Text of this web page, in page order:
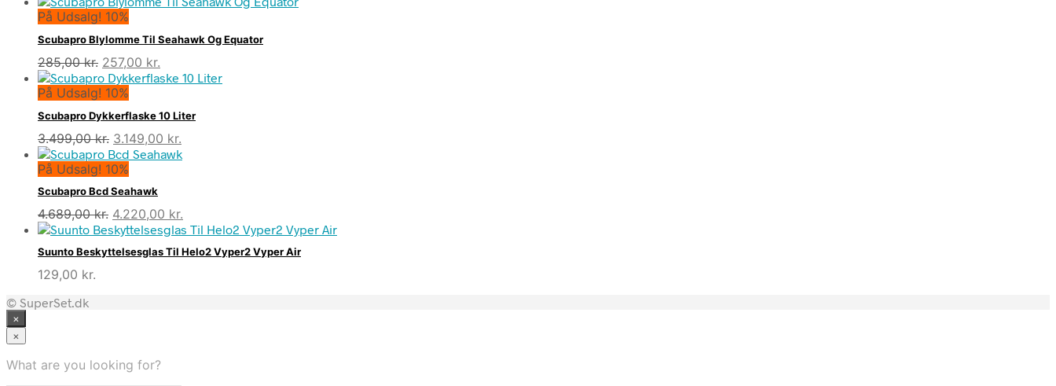
På Udsalg! 10%
Scubapro Blylomme Til Seahawk Og Equator
285,00kr. Den
oprindelige
pris
var:
285,00 kr..
257,00 kr.
aktuelle
er:
257,00 kr..
På Udsalg! 10%
Scubapro Dykkerflaske 10 Liter
3.499,00kr. Den
oprindelige
pris
var:
3.499,00 kr..
3.149,00 kr.
aktuelle
På Udsalg! 10%
Scubapro Bcd Seahawk
4.689,00kr. Den
oprindelige
pris
var:
4.220,00 kr.
aktuelle
pris
er:
Suunto Beskyttelsesglas Til Helo2 Vyper2 Vyper Air
129,00 kr.
© SuperSet.dk
×
×
What are you looking for?